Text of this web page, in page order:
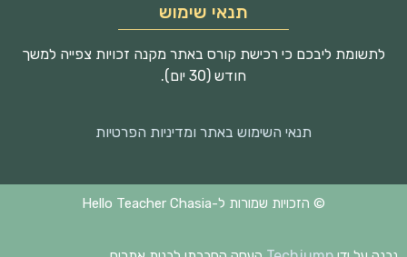
תנאי שימוש
לתשומת ליבכם כי רכישת קורס באתר מקנה זכויות צפייה למשך
חודש (30 יום).
תנאי השימוש באתר ומדיניות הפרטיות
© הזכויות שמורות ל-Hello Teacher Chasia